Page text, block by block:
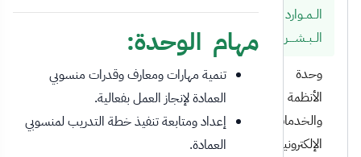
الــمــوارد
الــبــشــــريــة
وحدة
الأنظمة
والخدمات
الإلكترونية
مهام الوحدة:
تنمية مهارات ومعارف وقدرات منسوبي
العمادة لإنجاز العمل بفعالية.
إعداد ومتابعة تنفيذ خطة التدريب لمنسوبي
العمادة.